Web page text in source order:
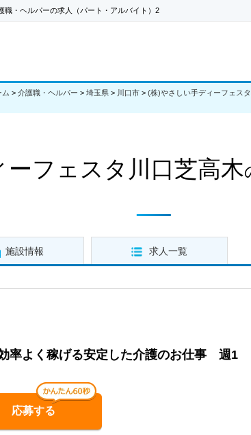
・ヘルパーの求人（パート・アルバイト）2
ム > 介護職・ヘルパー > 埼玉県 > 川口市 > (株)やさしい手ディーフェス
フェスタ川口芝高木
施設情報 求人一覧
率よく稼げる安定した介護のお仕事 週1
応募する